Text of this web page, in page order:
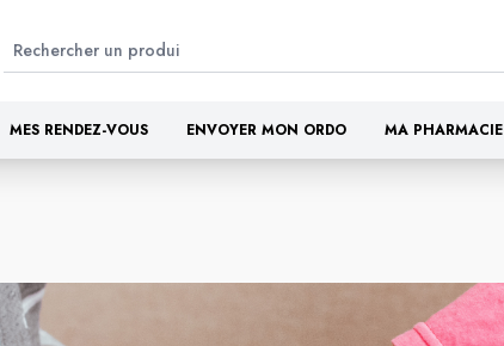
MES RENDEZ-VOUS ENVOYER MON ORDO MA PHARMACIE